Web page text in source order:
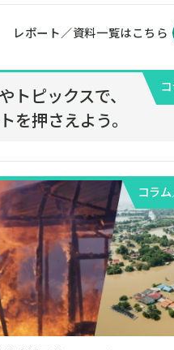
・減災・防犯（火災・爆発・落雷・
化醸成／労働安全衛生
#海外
インシュアランスグループ リ
【RMFOCUS 第98号】
連情報、周辺情報を幅広くご紹